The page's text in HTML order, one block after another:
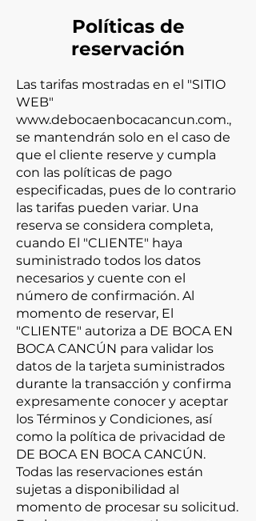
Políticas de
reservación
Las tarifas mostradas en el "SITIO
WEB"
www.debocaenbocacancun.com.,
se mantendrán solo en el caso de
que el cliente reserve y cumpla
con las políticas de pago
especificadas, pues de lo contrario
las tarifas pueden variar. Una
reserva se considera completa,
cuando El "CLIENTE" haya
suministrado todos los datos
necesarios y cuente con el
número de confirmación. Al
momento de reservar, El
"CLIENTE" autoriza a DE BOCA EN
BOCA CANCÚN para validar los
datos de la tarjeta suministrados
durante la transacción y confirma
expresamente conocer y aceptar
los Términos y Condiciones, así
como la política de privacidad de
DE BOCA EN BOCA CANCÚN.
Todas las reservaciones están
sujetas a disponibilidad al
momento de procesar su solicitud.